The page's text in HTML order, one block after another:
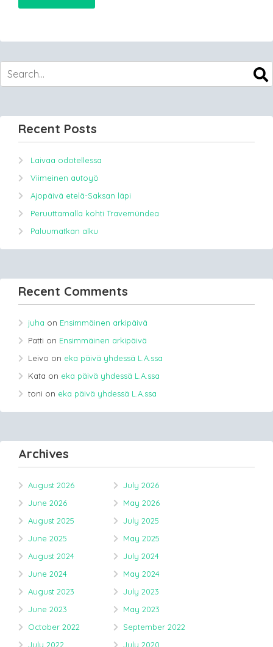
Recent Posts
Laivaa odotellessa
Viimeinen autoyö
Ajopäivä etelä-Saksan läpi
Peruuttamalla kohti Travemündea
Paluumatkan alku
Recent Comments
juha on Ensimmäinen arkipäivä
Patti on Ensimmäinen arkipäivä
Leivo on eka päivä yhdessä L.A.ssa
Kata on eka päivä yhdessä L.A.ssa
toni on eka päivä yhdessä L.A.ssa
Archives
August 2026
July 2026
June 2026
May 2026
August 2025
July 2025
June 2025
May 2025
August 2024
July 2024
June 2024
May 2024
August 2023
July 2023
June 2023
May 2023
October 2022
September 2022
July 2022
July 2020